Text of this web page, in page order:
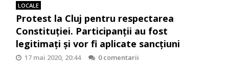
LOCALE
Protest la Cluj pentru respectarea
Constituției. Participanții au fost
legitimați și vor fi aplicate sancțiuni
17 mai 2020, 20:44
0 comentarii